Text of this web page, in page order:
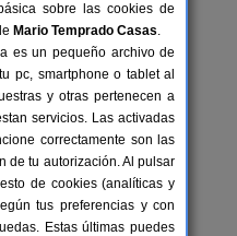
Seira
6 pers.
desde25 €
sobre las cookies de
Mario Temprado Casas.
es un pequeño archivo de
pc, smartphone o tablet al
y otras pertenecen a
servicios. Las activadas
correctamente son las
de tu autorización. Al pulsar
de cookies (analíticas y
tus preferencias y con
Estas últimas puedes